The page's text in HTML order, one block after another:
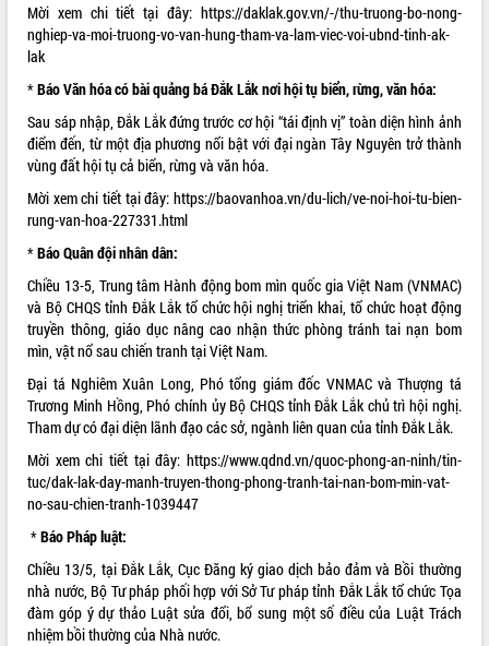
và tặng quà người dân xã Cư Pui
Hội nghị UBND tỉnh Đắk Lắk thường kỳ
Lễ truy tặng danh hiệu “Bà Mẹ Việt
Nam Anh hùng” và trao Huân chương
Lao động
UBND tỉnh Đắk Lắk triển khai nhiệm
vụ 6 tháng cuối năm 2026
Kỳ họp thứ Hai, Hội đồng nhân dân
quan trọng
Bí thư Tỉnh ủy Lương Nguyễn Minh
Triết thăm, tặng quà người có công với
cách mạng
Rà soát, hoàn thiện hệ thống thiết chế
văn hóa, thể thao đáp ứng yêu cầu
phát triển mới
Thường trực HĐND tỉnh Đắk Lắk gặp
mặt Đoàn chuyên gia y tế TP. Hồ Chí
Minh
Lễ truy điệu và an táng hài cốt liệt sĩ
Bàn giải pháp tháo gỡ khó khăn trong
xuất khẩu sầu riêng và triển khai quy
định EUDR
Thứ trưởng Bộ Nông nghiệp và Môi
ALBUM ẢNH
LIÊN KẾT WEB
THỐNG KÊ TRUY CẬP
66046911
Mời xem chi tiết tại đây: https://daklak.gov.vn/-/thu-truong-bo-nong-
nghiep-va-moi-truong-vo-van-hung-tham-va-lam-viec-voi-ubnd-tinh-ak-
lak
*Báo Văn hóa có bài quảng bá Đắk Lắk nơi hội tụ biển, rừng, văn hóa:
Sau sáp nhập, Đắk Lắk đứng trước cơ hội “tái định vị” toàn diện hình ảnh
điểm đến, từ một địa phương nổi bật với đại ngàn Tây Nguyên trở thành
vùng đất hội tụ cả biển, rừng và văn hóa.
Mời xem chi tiết tại đây: https://baovanhoa.vn/du-lich/ve-noi-hoi-tu-bien-
rung-van-hoa-227331.html
*Báo Quân đội nhân dân:
Chiều 13-5, Trung tâm Hành động bom mìn quốc gia Việt Nam (VNMAC)
và Bộ CHQS tỉnh Đắk Lắk tổ chức hội nghị triển khai, tổ chức hoạt động
truyền thông, giáo dục nâng cao nhận thức phòng tránh tai nạn bom
mìn, vật nổ sau chiến tranh tại Việt Nam.
Đại tá Nghiêm Xuân Long, Phó tổng giám đốc VNMAC và Thượng tá
Trương Minh Hồng, Phó chính ủy Bộ CHQS tỉnh Đắk Lắk chủ trì hội nghị.
Tham dự có đại diện lãnh đạo các sở, ngành liên quan của tỉnh Đắk Lắk.
Mời xem chi tiết tại đây: https://www.qdnd.vn/quoc-phong-an-ninh/tin-
tuc/dak-lak-day-manh-truyen-thong-phong-tranh-tai-nan-bom-min-vat-
no-sau-chien-tranh-1039447
*Báo Pháp luật:
Chiều 13/5, tại Đắk Lắk, Cục Đăng ký giao dịch bảo đảm và Bồi thường
nhà nước, Bộ Tư pháp phối hợp với Sở Tư pháp tỉnh Đắk Lắk tổ chức Tọa
đàm góp ý dự thảo Luật sửa đổi, bổ sung một số điều của Luật Trách
nhiệm bồi thường của Nhà nước.